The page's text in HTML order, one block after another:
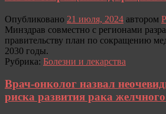
Опубликовано 21 июля, 2024 автором
Минздрав совместно с регионами
правительству план по сокращению
2030 годы.
Рубрика: Болезни и лекарства
Врач-онколог назвал
риска развития рака